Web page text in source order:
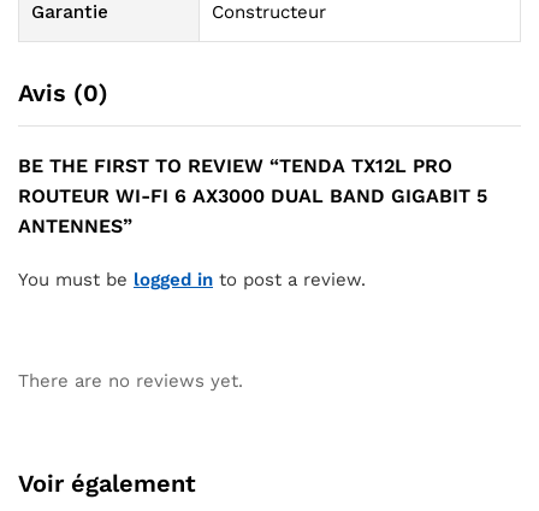
Garantie Constructeur
Avis (0)
BE THE FIRST TO REVIEW “TENDA TX12L PRO
ROUTEUR WI-FI 6 AX3000 DUAL BAND GIGABIT 5
ANTENNES”
You must be logged in to post a review.
There are no reviews yet.
Voir également